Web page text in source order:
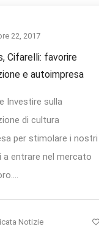
22, 2017
Cifarelli: favorire
e autoimpresa
Investire sulla
di cultura
per stimolare i nostri
a entrare nel mercato
Notizie